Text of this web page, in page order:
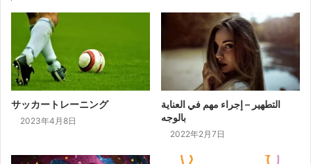
サッカートレーニング
2023年4月8日
التطهير – إجراء مهم في العناية
بالوجه
2022年2月7日